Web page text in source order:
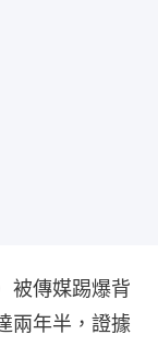
被傳媒踢爆背
兩年半，證據